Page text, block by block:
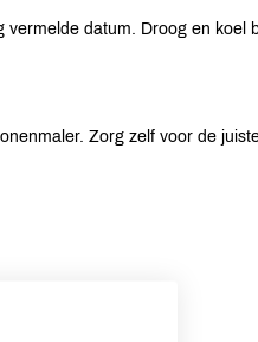
datum. Droog en koel
Zorg zelf voor de